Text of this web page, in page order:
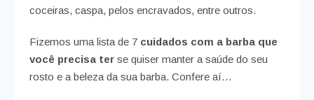
coceiras, caspa, pelos encravados, entre outros.
Fizemos uma lista de 7 cuidados com a barba que
você precisa terse quiser manter a saúde do seu
rosto e a beleza da sua barba. Confere aí…